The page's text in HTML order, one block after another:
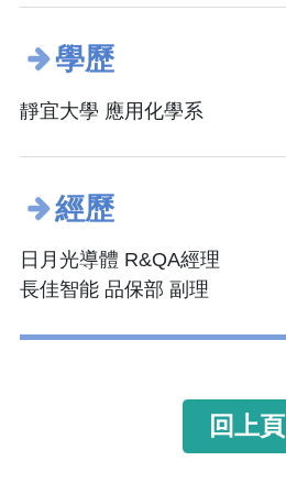
學歷
靜宜大學 應用化學系
經歷
日月光導體 R&QA經理
長佳智能 品保部 副理
回上頁